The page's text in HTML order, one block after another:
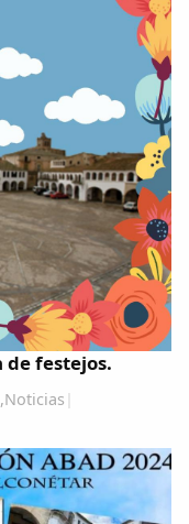
de festejos.
,Noticias |